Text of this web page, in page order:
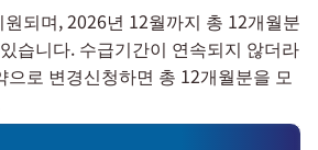
되며, 2026년 12월까지 총 12개월분
습니다. 수급기간이 연속되지 않더라
으로 변경신청하면 총 12개월분을 모